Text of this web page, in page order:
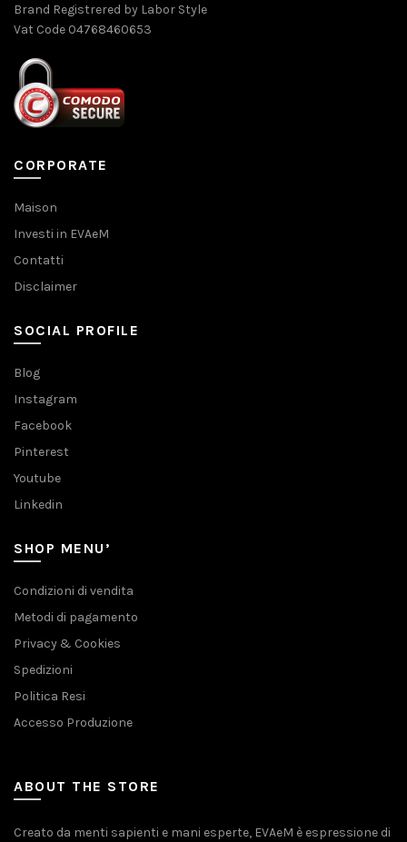
Brand Registrered by Labor Style
Vat Code 04768460653
CORPORATE
Maison
Investi in EVAeM
Contatti
Disclaimer
SOCIAL PROFILE
Blog
Instagram
Facebook
Pinterest
Youtube
Linkedin
SHOP MENU’
Condizioni di vendita
Metodi di pagamento
Privacy & Cookies
Spedizioni
Politica Resi
Accesso Produzione
ABOUT THE STORE
Creato da menti sapienti e mani esperte, EVAeM è espressione di